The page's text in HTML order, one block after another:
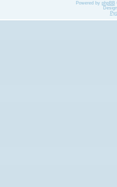
Powered by phpBB